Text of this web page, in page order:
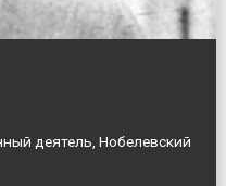
деятель, Нобелевский